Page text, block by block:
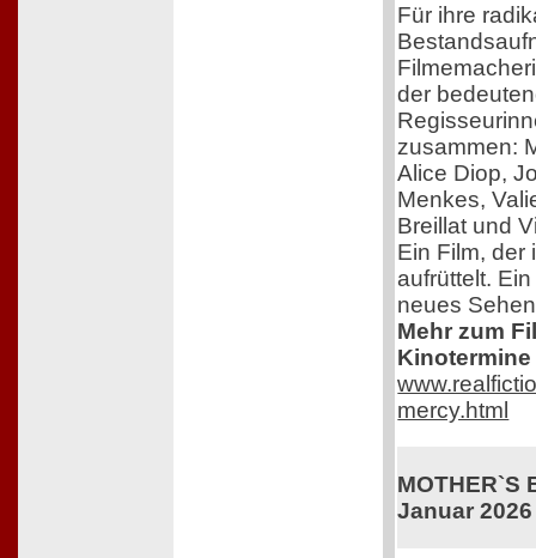
Für ihre
der
zusammen:
Alice Diop,
Menkes,
Breillat und
Ein Film, der
aufrüttelt.
neues
Mehr zum
mercy.html
MOTHER`S
Januar 2026